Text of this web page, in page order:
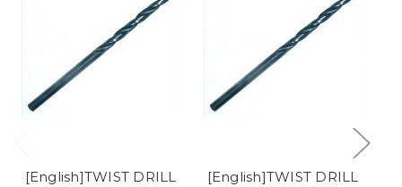
[English]TWIST DRILL
[English]TWIST DRILL